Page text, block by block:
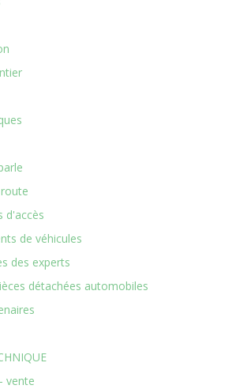
d'accès
de véhicules
des experts
détachées automobiles
vente